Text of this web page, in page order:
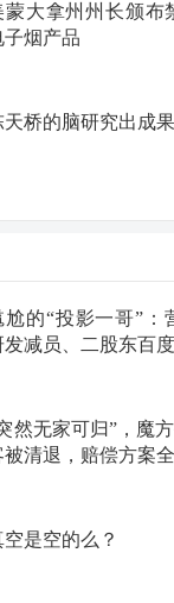
蒙大拿州州长颁布
子烟产品
天桥的脑研究出成
尬的“投影一哥”：
发减员、二股东百
然无家可归”，魔
被清退，赔偿方案
空是空的么？